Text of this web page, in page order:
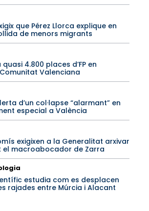
que Pérez Llorca explique en
de menors migrants
4.800 places d’FP en
Valenciana
d’un col·lapse “alarmant” en
especial a València
exigixen a la Generalitat arxivar
el macroabocador de Zarra
estudia com es desplacen
rajades entre Múrcia i Alacant